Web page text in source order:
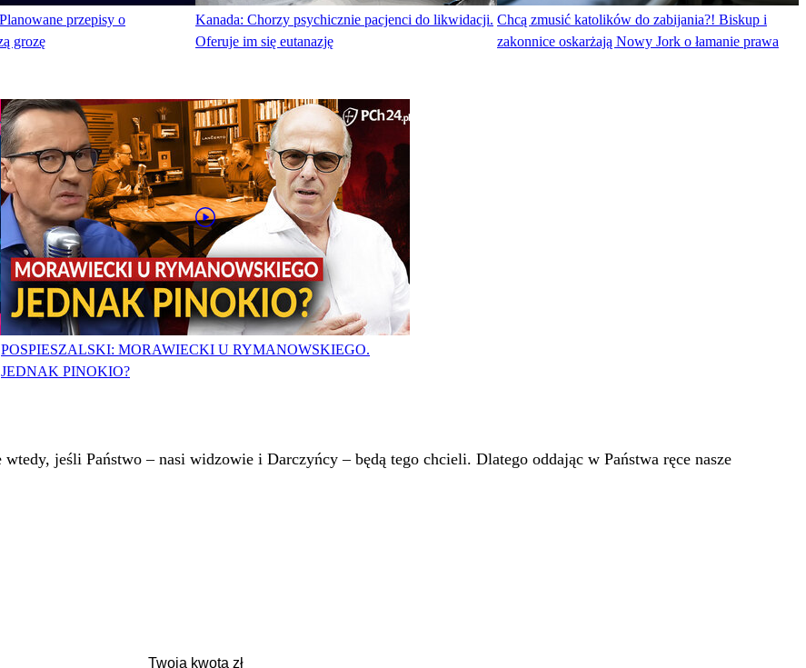
przepisy o
grozę
Kanada: Chorzy psychicznie pacjenci do likwidacji.
Oferuje im się eutanazję
Chcą zmusić katolików do zabijania?! Biskup i
zakonnice oskarżają Nowy Jork o łamanie prawa
POSPIESZALSKI: MORAWIECKI U RYMANOWSKIEGO.
JEDNAK PINOKIO?
jeśli Państwo – nasi widzowie i Darczyńcy – będą tego chcieli. Dlatego oddając w Państwa ręce nasze